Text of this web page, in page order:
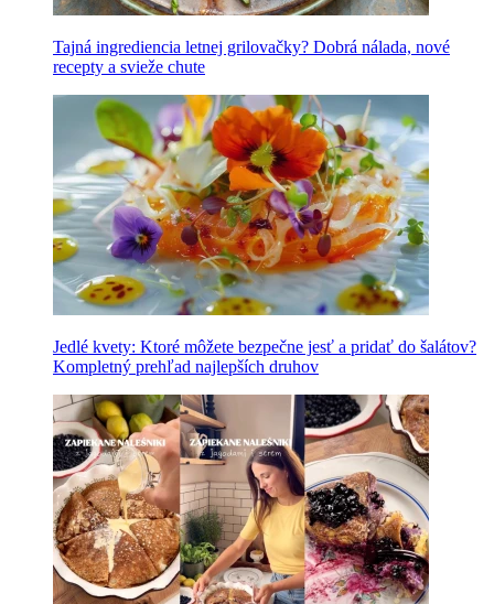
Tajná ingrediencia letnej grilovačky? Dobrá nálada, nové
recepty a svieže chute
Jedlé kvety: Ktoré môžete bezpečne jesť a pridať do šalátov?
Kompletný prehľad najlepších druhov